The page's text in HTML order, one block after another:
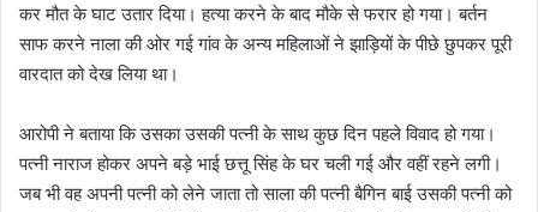
कर मौत के घाट उतार दिया। हत्या करने के बाद मौके से फरार हो गया। बर्तन
साफ करने नाला की ओर गई गांव के अन्य महिलाओं ने झाड़ियों के पीछे छुपकर पूरी
वारदात को देख लिया था।
आरोपी ने बताया कि उसका उसकी पत्नी के साथ कुछ दिन पहले विवाद हो गया।
पत्नी नाराज होकर अपने बड़े भाई छत्तू सिंह के घर चली गई और वहीं रहने लगी।
जब भी वह अपनी पत्नी को लेने जाता तो साला की पत्नी बैगिन बाई उसकी पत्नी को